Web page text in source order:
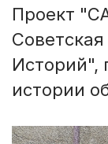
Проект
Историй",
истории